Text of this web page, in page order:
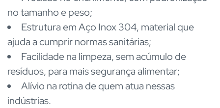
no tamanho e peso;
Estrutura em Aço Inox 304, material que
ajuda a cumprir normas sanitárias;
Facilidade na limpeza, sem acúmulo de
resíduos, para mais segurança alimentar;
Alívio na rotina de quem atua nessas
indústrias.